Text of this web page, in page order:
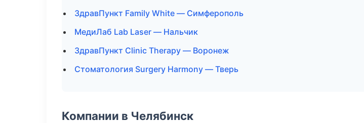
ЗдравПункт Family White — Симферополь
МедиЛаб Lab Laser — Нальчик
ЗдравПункт Clinic Therapy — Воронеж
Стоматология Surgery Harmony — Тверь
Компании в Челябинск